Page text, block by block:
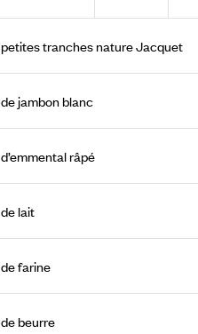
petites tranches nature Jacquet
de jambon blanc
d’emmental râpé
de lait
de farine
de beurre